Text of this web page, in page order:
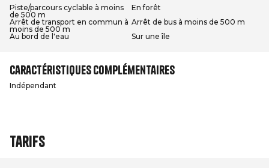
Piste/parcours cyclable à moins
de 500 m
En forêt
Arrêt de transport en commun à
moins de 500 m
Arrêt de bus à moins de 500 m
Au bord de l'eau
Sur une île
Caractéristiques complémentaires
Indépendant
Tarifs